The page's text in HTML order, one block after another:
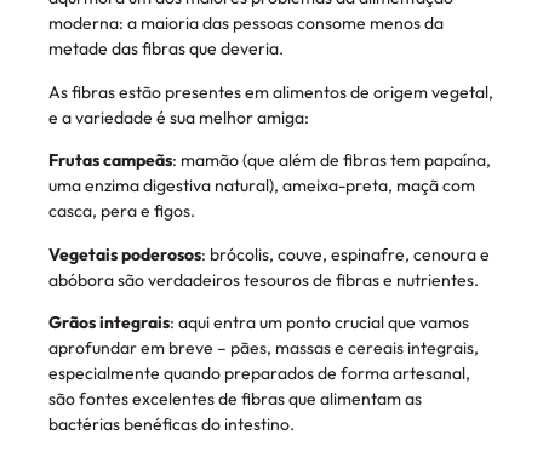
moderna: a maioria das pessoas consome menos da
metade das fibras que deveria.
As fibras estão presentes em alimentos de origem vegetal,
e a variedade é sua melhor amiga:
Frutas campeãs: mamão (que além de fibras tem papaína,
uma enzima digestiva natural), ameixa-preta, maçã com
casca, pera e figos.
Vegetais poderosos: brócolis, couve, espinafre, cenoura e
abóbora são verdadeiros tesouros de fibras e nutrientes.
Grãos integrais: aqui entra um ponto crucial que vamos
aprofundar em breve – pães, massas e cereais integrais,
especialmente quando preparados de forma artesanal,
são fontes excelentes de fibras que alimentam as
bactérias benéficas do intestino.